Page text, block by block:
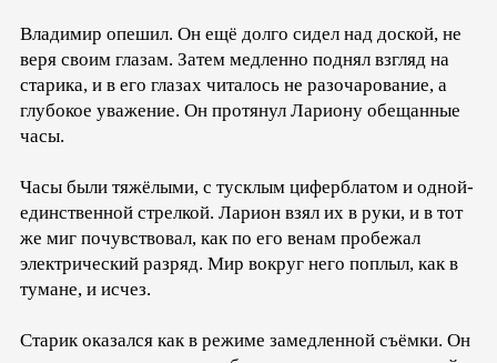
Владимир опешил. Он ещё долго сидел над доской, не
веря своим глазам. Затем медленно поднял взгляд на
старика, и в его глазах читалось не разочарование, а
глубокое уважение. Он протянул Лариону обещанные
часы.
Часы были тяжёлыми, с тусклым циферблатом и одной-
единственной стрелкой. Ларион взял их в руки, и в тот
же миг почувствовал, как по его венам пробежал
электрический разряд. Мир вокруг него поплыл, как в
тумане, и исчез.
Старик оказался как в режиме замедленной съёмки. Он